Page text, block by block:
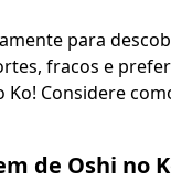
para
fracos e
Considere
de Oshi no